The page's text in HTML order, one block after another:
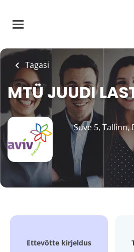
main
Tagasi
MTÜ JUUDI
Suve 5, Tallinn,
Ettevõtte kirjeldus